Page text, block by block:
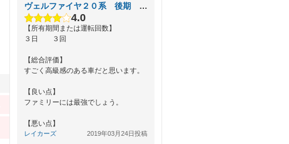
ヴェルファイヤ２０系 後期 おすすめ
4.0
【所有期間または運転回数】
３日 ３回
【総合評価】
すごく高級感のある車だと思います。
【良い点】
ファミリーには最強でしょう。
【悪い点】
運転が怖い。
レイカーズ 2019年03月24日投稿